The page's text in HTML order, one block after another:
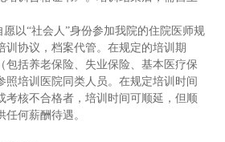
以“社会人”身份参加我院的住院医师规
训协议，档案代管。在规定的培训期
包括养老保险、失业保险、基本医疗保
照培训医院同类人员。在规定培训时间
考核不合格者，培训时间可顺延，但顺
何薪酬待遇。